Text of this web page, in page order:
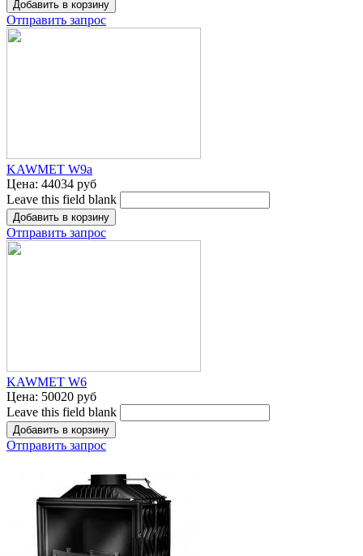
Отправить запрос
KAWMET W9a
Цена: 44034 руб
Leave this field blank
Отправить запрос
KAWMET W6
Цена: 50020 руб
Leave this field blank
Отправить запрос